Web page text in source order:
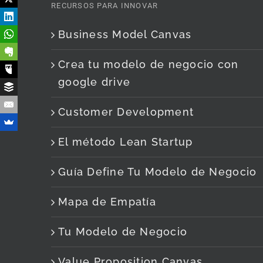
RECURSOS PARA INNOVAR
Business Model Canvas
Crea tu modelo de negocio con
google drive
Customer Development
El método Lean Startup
Guía Define Tu Modelo de Negocio
Mapa de Empatía
Tu Modelo de Negocio